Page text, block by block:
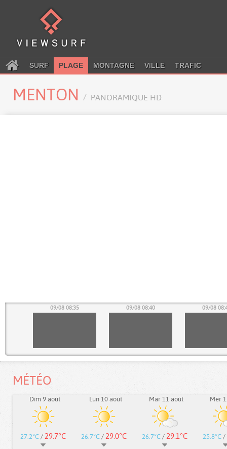
SURF PLAGE MONTAGNE VILLE TRAFIC
MENTON PANORAMIQUE HD
09/08 08:35 09/08 08:40 09/08
MÉTÉO
Dim 9 août
27.2°C / 29.7°C
Lun 10 août
26.7°C / 29.0°C
Mar 11 août
26.7°C / 29.1°C
Mer
25.8°C /